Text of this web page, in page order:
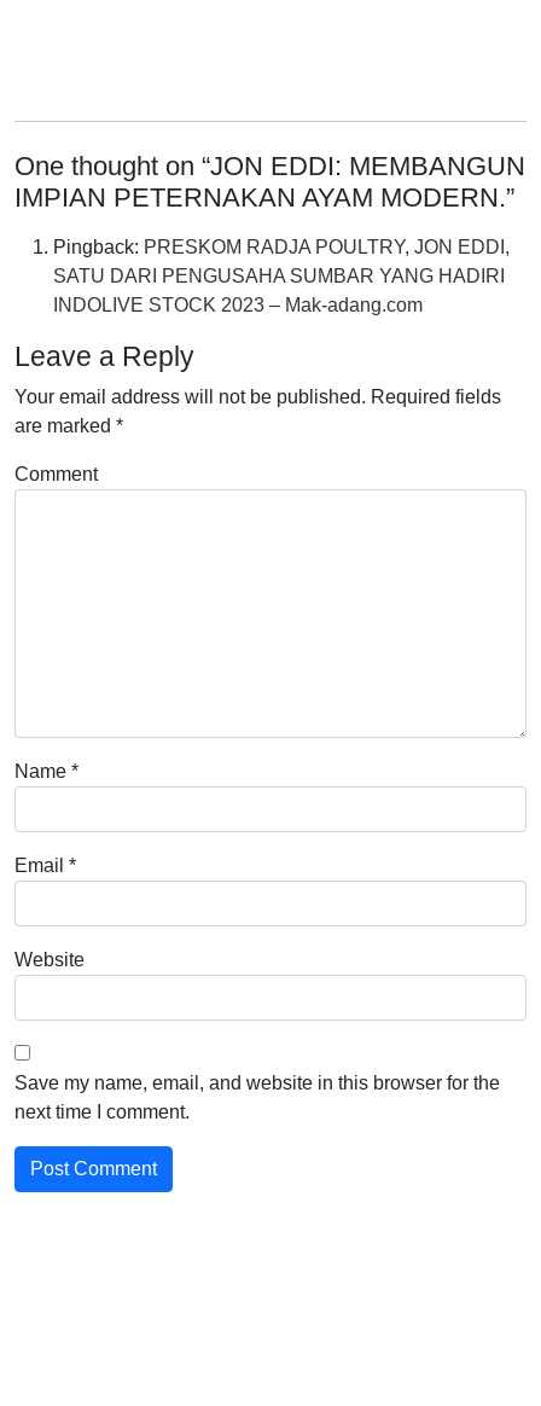
One thought on “JON EDDI: MEMBANGUN
IMPIAN PETERNAKAN AYAM MODERN.”
Pingback: PRESKOM RADJA POULTRY, JON EDDI,
SATU DARI PENGUSAHA SUMBAR YANG HADIRI
INDOLIVE STOCK 2023 – Mak-adang.com
Leave a Reply
Your email address will not be published. Required fields
are marked *
Comment
Name *
Email *
Website
Save my name, email, and website in this browser for the
next time I comment.